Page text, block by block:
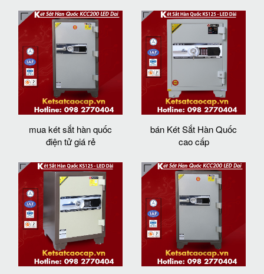
mua két sắt hàn quốc
điện tử giá rẻ
bán Két Sắt Hàn Quốc
cao cấp